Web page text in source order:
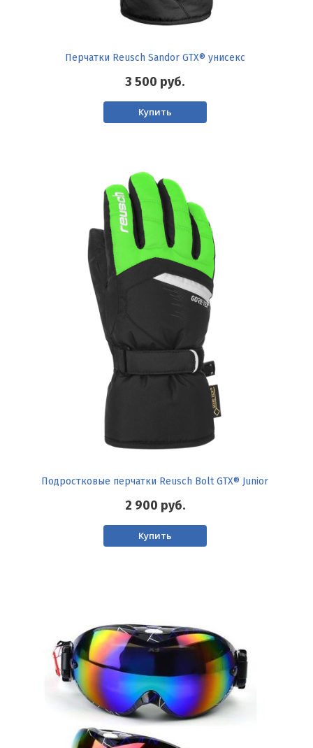
Перчатки Reusch Sandor GTX® унисекс
3 500 руб.
Купить
Подростковые перчатки Reusch Bolt GTX® Junior
2 900 руб.
Купить